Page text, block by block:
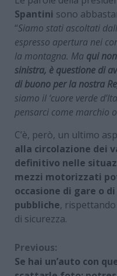
Spantini sono
“Siamo stati ascoltati
espresso apertura nei
la montagna. Ma qui
sinistra, è questione di
di buono per la nostra
siamo il ‘cuore verde
pensarci come marchio
C’è, però, un ultimo
alla circolazione dei
definitivo nelle
mezzi motorizzati
occasione di gare o
pubbliche,
di sicurezza.
Continue
Previous:
Se hai un’auto con